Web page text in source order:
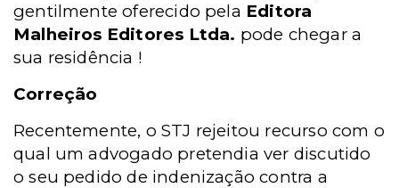
gentilmente oferecido pela Editora
Malheiros Editores Ltda. pode chegar a
sua residência !
Correção
Recentemente, o STJ rejeitou recurso com o
qual um advogado pretendia ver discutido
o seu pedido de indenização contra a